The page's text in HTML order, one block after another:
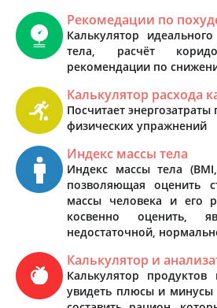
Рекомедации по
Калькулятор
тела, расчёт
рекомендации по
Калькулятор расхода
Посчитает
физических упражнений
Индекс массы тела
Индекс массы тела
позволяющая оценить
массы человека и его
косвенно оценить,
недостаточной,
Калькулятор и
Калькулятор
увидеть плюсы и